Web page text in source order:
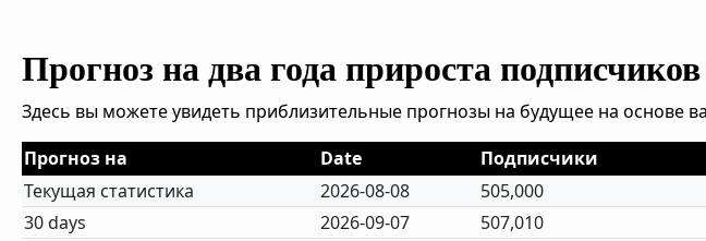
Прогноз на два года прироста
Здесь вы можете увидеть приблизительные прогнозы на будущее на основе
Прогноз на
Date Подписчики
Текущая статистика
2026-08-08 505,000
30 days
2026-09-07 507,010